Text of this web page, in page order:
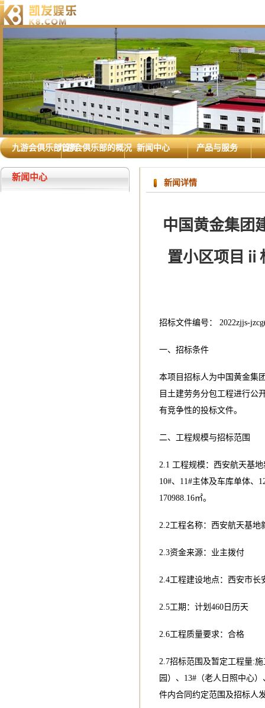
九游会俱乐部首页九游会俱乐部的概况 新闻中心 产品与服务
新闻中心
新闻详情
中国黄金集团
置小区项目ⅱ
招标文件编号： 2022zjjs-
一、招标条件
本项目招标人为中国黄金集
目土建劳务分包工程进行公
有竞争性的投标文件。
二、工程规模与招标范围
2.1 工程规模：西安航天基
10#、11#主体及车库单体、
170988.16㎡。
2.2工程名称：西安航天基
2.3资金来源：业主拨付
2.4工程建设地点：西安市长
2.5工期：计划460日历天
2.6工程质量要求：合格
2.7招标范围及暂定工程量:
园）、13#（老人日照中心
件内合同约定范围及招标人